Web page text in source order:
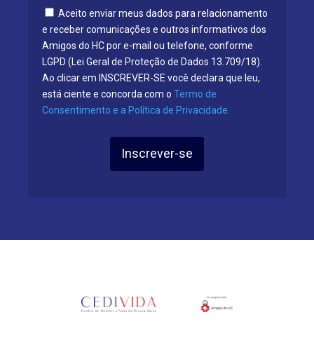
Aceito enviar meus dados para relacionamento
e receber comunicações e outros informativos dos
Amigos do HC por e-mail ou telefone, conforme
LGPD (Lei Geral de Proteção de Dados 13.709/18).
Ao clicar em INSCREVER-SE você declara que leu,
está ciente e concorda com o Termo de
Consentimento e a Política de Privacidade.
Inscrever-se